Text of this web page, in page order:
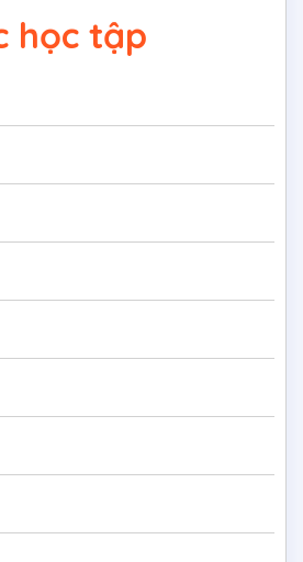
học tập